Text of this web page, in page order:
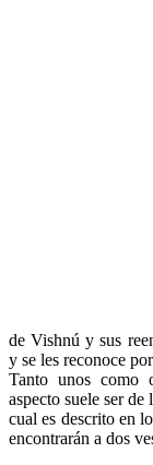
de Vishnú y sus
y se les reconoce
Tanto unos como
aspecto suele ser
cual es descrito en
encontrarán a dos